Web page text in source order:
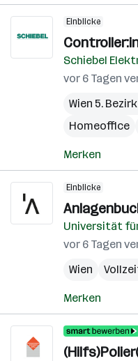
Einblicke
Schiebel
vor 6 Tagen
Wien 5.
Homeoffice
Merken
Einblicke
Universität
vor 6 Tagen
Wien
Merken